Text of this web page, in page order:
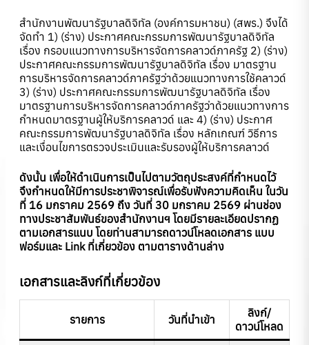
สำนักงานพัฒนารัฐบาลดิจิทัล (องค์การมหาชน) (สพร.) จึงได้
จัดทำ 1) (ร่าง) ประกาศคณะกรรมการพัฒนารัฐบาลดิจิทัล
เรื่อง กรอบแนวทางการบริหารจัดการคลาวด์ภาครัฐ 2) (ร่าง)
ประกาศคณะกรรมการพัฒนารัฐบาลดิจิทัล เรื่อง มาตรฐาน
การบริหารจัดการคลาวด์ภาครัฐว่าด้วยแนวทางการใช้คลาวด์
3) (ร่าง) ประกาศคณะกรรมการพัฒนารัฐบาลดิจิทัล เรื่อง
มาตรฐานการบริหารจัดการคลาวด์ภาครัฐว่าด้วยแนวทางการ
กำหนดมาตรฐานผู้ให้บริการคลาวด์ และ 4) (ร่าง) ประกาศ
คณะกรรมการพัฒนารัฐบาลดิจิทัล เรื่อง หลักเกณฑ์ วิธีการ
และเงื่อนไขการตรวจประเมินและรับรองผู้ให้บริการคลาวด์
ดังนั้น เพื่อให้ดำเนินการเป็นไปตามวัตถุประสงค์ที่กำหนดไว้
จึงกำหนดให้มีการประชาพิจารณ์เพื่อรับฟังความคิดเห็น ในวัน
ที่ 16 มกราคม 2569 ถึง วันที่ 30 มกราคม 2569 ผ่านช่อง
ทางประชาสัมพันธ์ของสำนักงานฯ โดยมีรายละเอียดปรากฏ
ตามเอกสารแนบ โดยท่านสามารถดาวน์โหลดเอกสาร แบบ
ฟอร์มและ Link ที่เกี่ยวข้อง ตามตารางด้านล่าง
เอกสารและลิงก์ที่เกี่ยวข้อง
รายการ วันที่นำเข้า
ลิงก์/
ดาวน์โหลด